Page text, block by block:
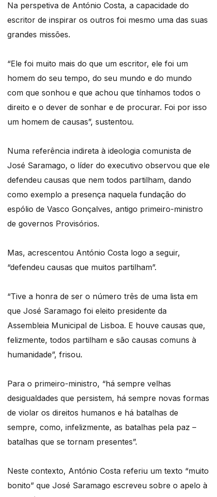
Na perspetiva de António Costa, a capacidade do
escritor de inspirar os outros foi mesmo uma das suas
grandes missões.
“Ele foi muito mais do que um escritor, ele foi um
homem do seu tempo, do seu mundo e do mundo
com que sonhou e que achou que tínhamos todos o
direito e o dever de sonhar e de procurar. Foi por isso
um homem de causas”, sustentou.
Numa referência indireta à ideologia comunista de
José Saramago, o líder do executivo observou que ele
defendeu causas que nem todos partilham, dando
como exemplo a presença naquela fundação do
espólio de Vasco Gonçalves, antigo primeiro-ministro
de governos Provisórios.
Mas, acrescentou António Costa logo a seguir,
“defendeu causas que muitos partilham”.
“Tive a honra de ser o número três de uma lista em
que José Saramago foi eleito presidente da
Assembleia Municipal de Lisboa. E houve causas que,
felizmente, todos partilham e são causas comuns à
humanidade”, frisou.
Para o primeiro-ministro, “há sempre velhas
desigualdades que persistem, há sempre novas formas
de violar os direitos humanos e há batalhas de
sempre, como, infelizmente, as batalhas pela paz –
batalhas que se tornam presentes”.
Neste contexto, António Costa referiu um texto “muito
bonito” que José Saramago escreveu sobre o apelo à